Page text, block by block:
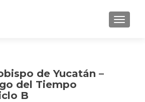
MENU
de Yucatán –
del Tiempo
B